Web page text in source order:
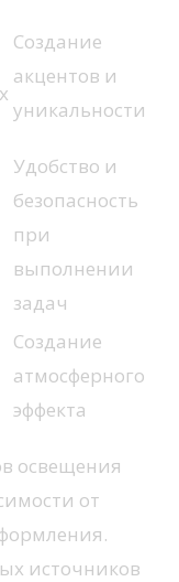
Создание
акцентов и
уникальности
Удобство и
безопасность
при
выполнении
задач
Создание
атмосферного
эффекта
освещения
от
источников